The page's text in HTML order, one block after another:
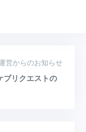
営からのお知らせ
ブリクエストの